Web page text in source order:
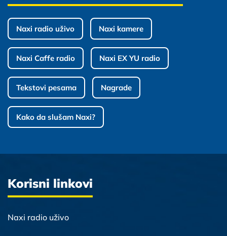
Naxi radio uživo Naxi kamere
Naxi Caffe radio Naxi EX YU radio
Tekstovi pesama Nagrade
Kako da slušam Naxi?
Korisni linkovi
Naxi radio uživo